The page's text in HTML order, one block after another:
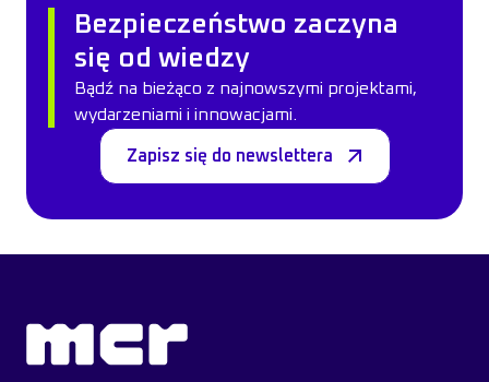
Bezpieczeństwo zaczyna
się od wiedzy
Bądź na bieżąco z najnowszymi projektami,
wydarzeniami i innowacjami.
Zapisz się do newslettera